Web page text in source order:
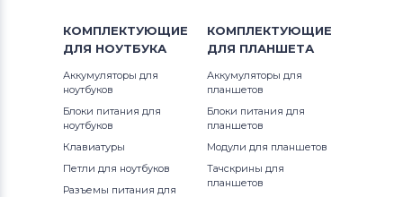
Блоки питания для ноутбуков IBM
Блоки питания для ноутбуковApple
Блоки питания для ноутбуковLG
Блоки питания для ноутбуков
Samsung
КОМПЛЕКТУЮЩИЕ
ДЛЯ НОУТБУКА
Аккумуляторы для
ноутбуков
Блоки питания для
ноутбуков
Клавиатуры
Петли для ноутбуков
Разъемы питания для
КОМПЛЕКТУЮЩИЕ
ДЛЯ ПЛАНШЕТА
Аккумуляторы для
планшетов
Блоки питания для
планшетов
Модули для планшетов
Тачскрины для
планшетов